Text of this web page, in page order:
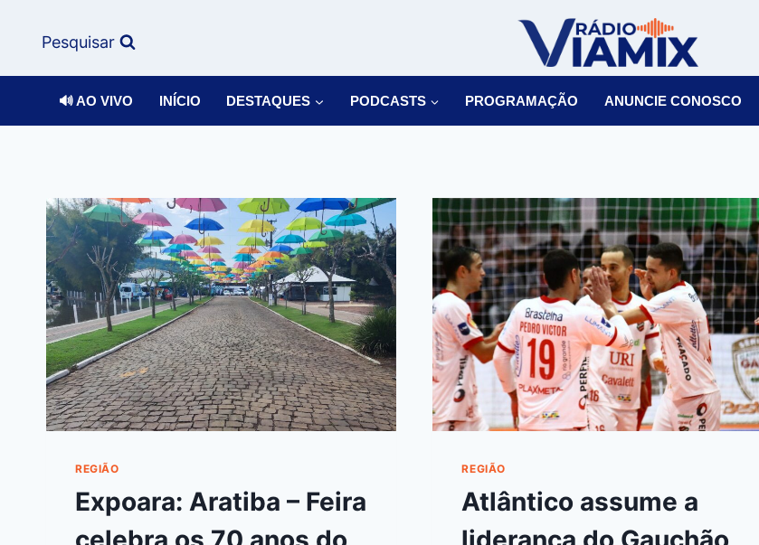
Pesquisar
🔊 AO VIVO INÍCIO DESTAQUES PODCASTS PROGRAMAÇÃO ANUNCIE CONOSCO
REGIÃO
Expoara: Aratiba – Feira
REGIÃO
Atlântico assume a